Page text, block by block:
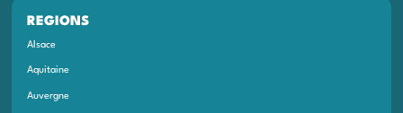
REGIONS
Alsace
Aquitaine
Auvergne